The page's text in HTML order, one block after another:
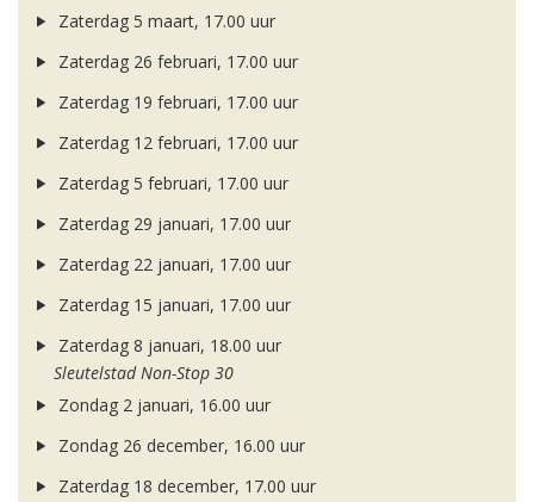
Zaterdag 5 maart, 17.00 uur
Zaterdag 26 februari, 17.00 uur
Zaterdag 19 februari, 17.00 uur
Zaterdag 12 februari, 17.00 uur
Zaterdag 5 februari, 17.00 uur
Zaterdag 29 januari, 17.00 uur
Zaterdag 22 januari, 17.00 uur
Zaterdag 15 januari, 17.00 uur
Zaterdag 8 januari, 18.00 uur
Sleutelstad Non-Stop 30
Zondag 2 januari, 16.00 uur
Zondag 26 december, 16.00 uur
Zaterdag 18 december, 17.00 uur